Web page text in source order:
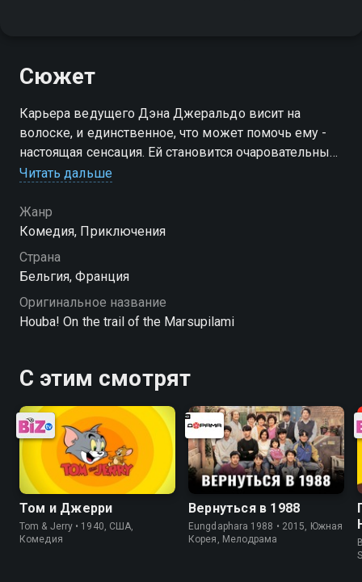
Сюжет
Карьера ведущего Дэна Джеральдо висит на
волоске, и единственное, что может помочь ему -
настоящая сенсация. Ей становится очаровательный
зверёк Марсупилами, ключ к тайне вечной
свирепой охоты…
Читать дальше
Жанр
Комедия, Приключения
Страна
Бельгия, Франция
Оригинальное название
Houba! On the trail of the Marsupilami
С этим смотрят
Том и Джерри
Tom & Jerry • 1940, США,
Комедия
Вернуться в 1988
Eungdaphara 1988 • 2015, Южная
Корея, Мелодрама